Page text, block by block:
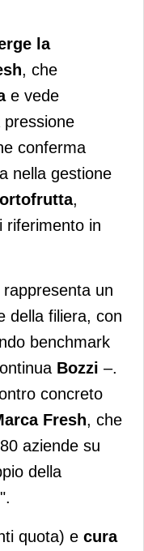
la
, che
e vede
pressione
conferma
nella gestione
ortofrutta,
riferimento in
un
della filiera, con
benchmark
Bozzi –.
concreto
Fresh, che
aziende su
della
quota) e cura